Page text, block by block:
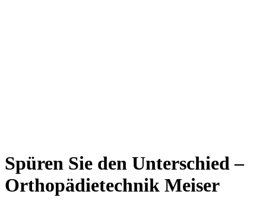
Spüren Sie den Unterschied –
Orthopädietechnik Meiser